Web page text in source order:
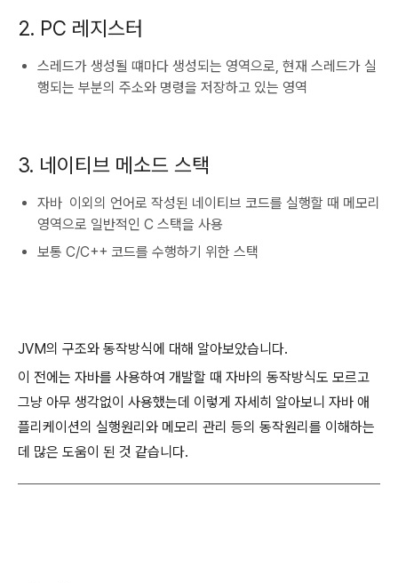
2. PC 레지스터
스레드가 생성될 떄마다 생성되는 영역으로, 현재 스레드가 실
행되는 부분의 주소와 명령을 저장하고 있는 영역
3. 네이티브 메소드 스택
자바 이외의 언어로 작성된 네이티브 코드를 실행할 때 메모리
영역으로 일반적인 C 스택을 사용
보통 C/C++ 코드를 수행하기 위한 스택
JVM의 구조와 동작방식에 대해 알아보았습니다.
이 전에는 자바를 사용하여 개발할 때 자바의 동작방식도 모르고
그냥 아무 생각없이 사용했는데 이렇게 자세히 알아보니 자바 애
플리케이션의 실행원리와 메모리 관리 등의 동작원리를 이해하는
데 많은 도움이 된 것 같습니다.